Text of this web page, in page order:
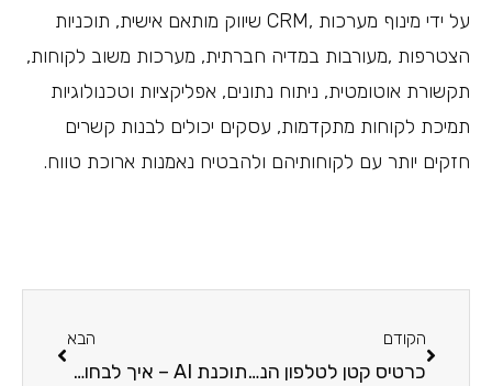
על ידי מינוף מערכות ,CRM שיווק מותאם אישית, תוכניות
הצטרפות ,מעורבות במדיה חברתית, מערכות משוב לקוחות,
תקשורת אוטומטית, ניתוח נתונים, אפליקציות וטכנולוגיות
תמיכת לקוחות מתקדמות, עסקים יכולים לבנות קשרים
חזקים יותר עם לקוחותיהם ולהבטיח נאמנות ארוכת טווח.
הקודם
כרטיס קטן לטלפון הנייד: על התפתחותו של הסים
הבא
תוכנת AI – איך לבחור את הכלי הטוב ביותר לצרכים שלכם?